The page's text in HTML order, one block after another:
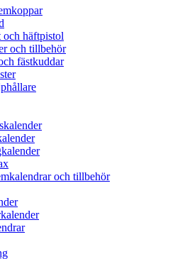
och häftpistol
och tillbehör
fästkuddar
och tillbehör